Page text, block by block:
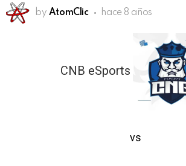
by AtomClic hace 8 años
CNB eSports
vs